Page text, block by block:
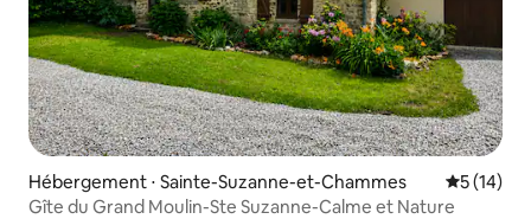
Hébergement ⋅ Sainte-Suzanne-et-Chammes
5 (14)
Gîte du Grand Moulin-Ste Suzanne-Calme et Nature